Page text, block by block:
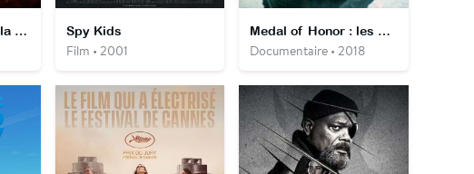
L'envers du sport : la vérité crue sur le Liver King Spy Kids
Film • 2001
Medal of Honor : les héros militaires américains
Documentaire • 2018